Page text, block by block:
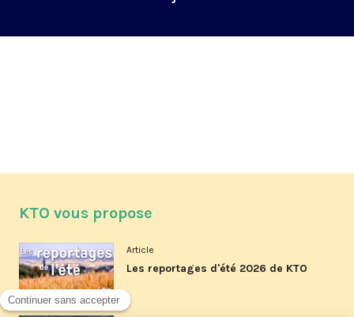
KTO vous propose
Article
Les reportages d'été 2026 de KTO